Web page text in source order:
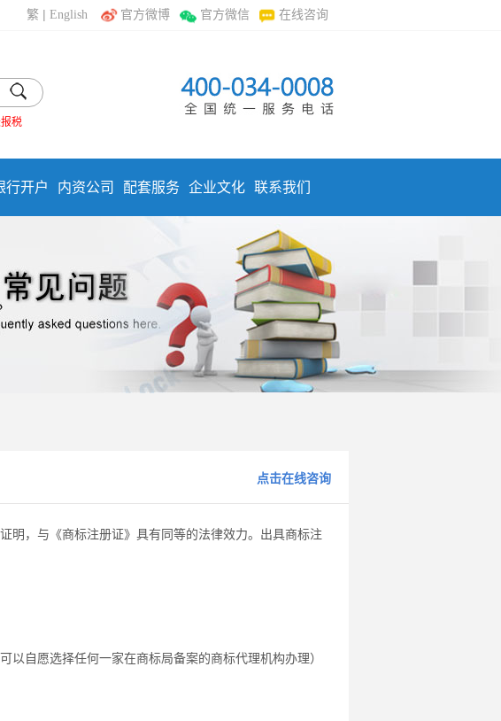
繁 |English 官方微博 官方微信 在线咨询
税
行开户 内资公司 配套服务 企业文化 联系我们
点击在线咨询
明，与《商标注册证》具有同等的法律效力。出具商标注
以自愿选择任何一家在商标局备案的商标代理机构办理）